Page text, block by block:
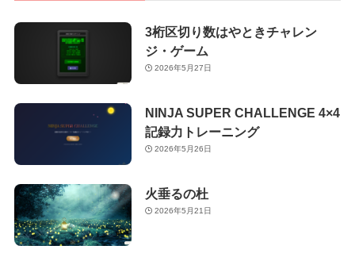
3桁区切り数はやときチャレン
ジ・ゲーム
2026年5月27日
NINJA SUPER CHALLENGE 4×4
記録力トレーニング
2026年5月26日
火垂るの杜
2026年5月21日